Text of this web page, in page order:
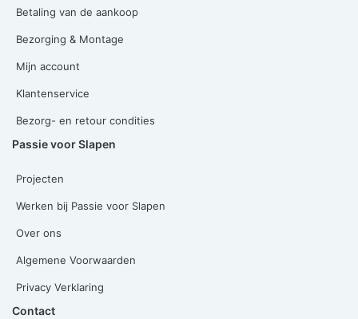
Betaling van de aankoop
Bezorging & Montage
Mijn account
Klantenservice
Bezorg- en retour condities
Passie voor Slapen
Projecten
Werken bij Passie voor Slapen
Over ons
Algemene Voorwaarden
Privacy Verklaring
Contact